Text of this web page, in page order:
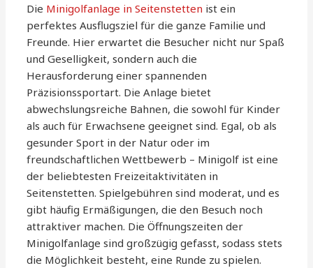
Die Minigolfanlage in Seitenstetten ist ein
perfektes Ausflugsziel für die ganze Familie und
Freunde. Hier erwartet die Besucher nicht nur Spaß
und Geselligkeit, sondern auch die
Herausforderung einer spannenden
Präzisionssportart. Die Anlage bietet
abwechslungsreiche Bahnen, die sowohl für Kinder
als auch für Erwachsene geeignet sind. Egal, ob als
gesunder Sport in der Natur oder im
freundschaftlichen Wettbewerb – Minigolf ist eine
der beliebtesten Freizeitaktivitäten in
Seitenstetten. Spielgebühren sind moderat, und es
gibt häufig Ermäßigungen, die den Besuch noch
attraktiver machen. Die Öffnungszeiten der
Minigolfanlage sind großzügig gefasst, sodass stets
die Möglichkeit besteht, eine Runde zu spielen.